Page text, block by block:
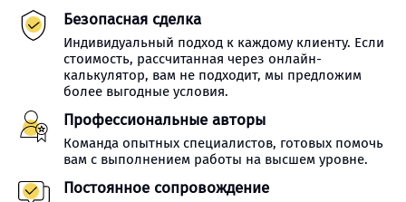
Безопасная сделка
Индивидуальный подход к каждому клиенту. Если
стоимость, рассчитанная через онлайн-
калькулятор, вам не подходит, мы предложим
более выгодные условия.
Профессиональные авторы
Команда опытных специалистов, готовых помочь
вам с выполнением работы на высшем уровне.
Постоянное сопровождение